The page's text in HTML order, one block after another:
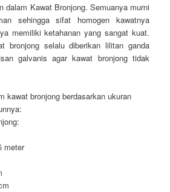
dalam Kawat Bronjong. Semuanya murni
sehingga sifat homogen kawatnya
memiliki ketahanan yang sangat kuat.
bronjong selalu diberikan lilitan ganda
galvanis agar kawat bronjong tidak
kawat bronjong berdasarkan ukuran
meter